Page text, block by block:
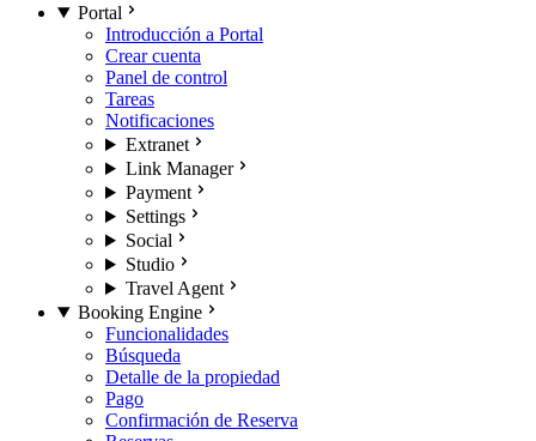
Portal
Introducción a Portal
Crear cuenta
Panel de control
Tareas
Notificaciones
Extranet
Link Manager
Payment
Settings
Social
Studio
Travel Agent
Booking Engine
Funcionalidades
Búsqueda
Detalle de la propiedad
Pago
Confirmación de Reserva